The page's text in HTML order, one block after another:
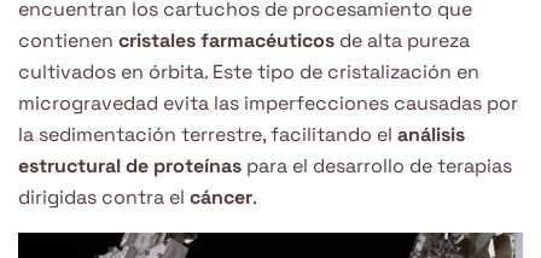
encuentran los cartuchos de procesamiento que
contienen cristales farmacéuticos de alta pureza
cultivados en órbita. Este tipo de cristalización en
microgravedad evita las imperfecciones causadas por
la sedimentación terrestre, facilitando el análisis
estructural de proteínas para el desarrollo de terapias
dirigidas contra el cáncer.